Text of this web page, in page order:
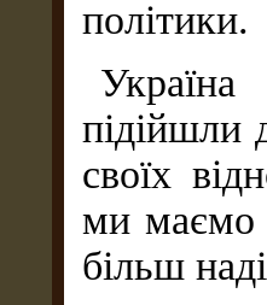
політики.
підійшли
своїх
ми маємо
більш